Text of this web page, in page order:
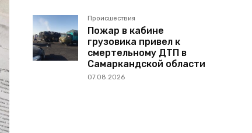
Происшествия
Пожар в кабине
грузовика привел к
смертельному ДТП в
Самаркандской области
07.08.2026